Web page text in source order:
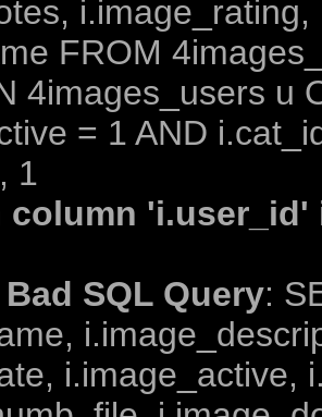
FROM
4images_users u
= 1 AND
1
column
Bad SQL Query:
i.image_active,